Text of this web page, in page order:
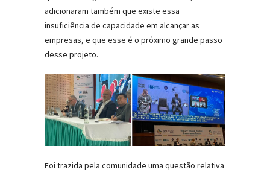
adicionaram também que existe essa
insuficiência de capacidade em alcançar as
empresas, e que esse é o próximo grande passo
desse projeto.
Foi trazida pela comunidade uma questão relativa